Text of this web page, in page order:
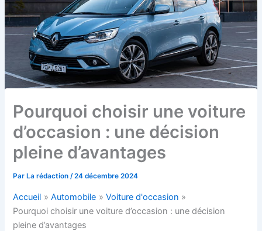
Pourquoi choisir une voiture
d’occasion : une décision
pleine d’avantages
ParLa rédaction /24 décembre 2024
Accueil Automobile
Voiture d'occasion
Pourquoi choisir une voiture d’occasion : une décision
pleine d’avantages